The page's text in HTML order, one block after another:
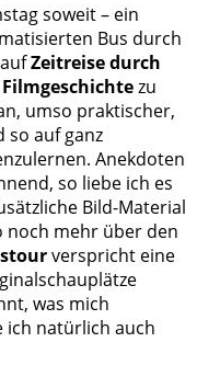
soweit – ein
Bus durch
Zeitreise durch
zu
umso praktischer,
so auf ganz
Anekdoten
so liebe ich es
Bild-Material
noch mehr über den
verspricht eine
was mich
ich natürlich auch